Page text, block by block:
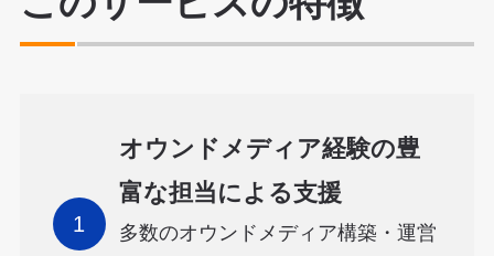
オウンドメディア経験の豊
富な担当による支援
多数のオウンドメディア構築・運営